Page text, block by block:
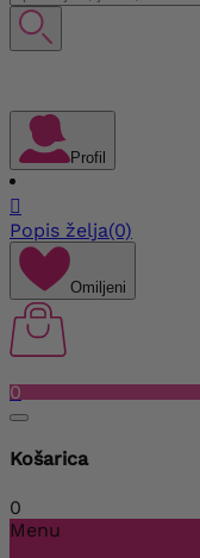
Profil

Popis želja(0)
Omiljeni
0
Košarica
0
Menu